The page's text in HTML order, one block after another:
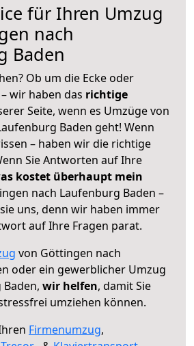
für Ihren Umzug
nach
Baden
Ob um die Ecke oder
wir haben das richtige
Seite, wenn es Umzüge von
Baden geht! Wenn
– haben wir die richtige
Sie Antworten auf Ihre
kostet überhaupt mein
nach Laufenburg Baden –
uns, denn wir haben immer
auf Ihre Fragen parat.
von Göttingen nach
oder ein gewerblicher Umzug
wir helfen, damit Sie
umziehen können.
Firmenumzug,